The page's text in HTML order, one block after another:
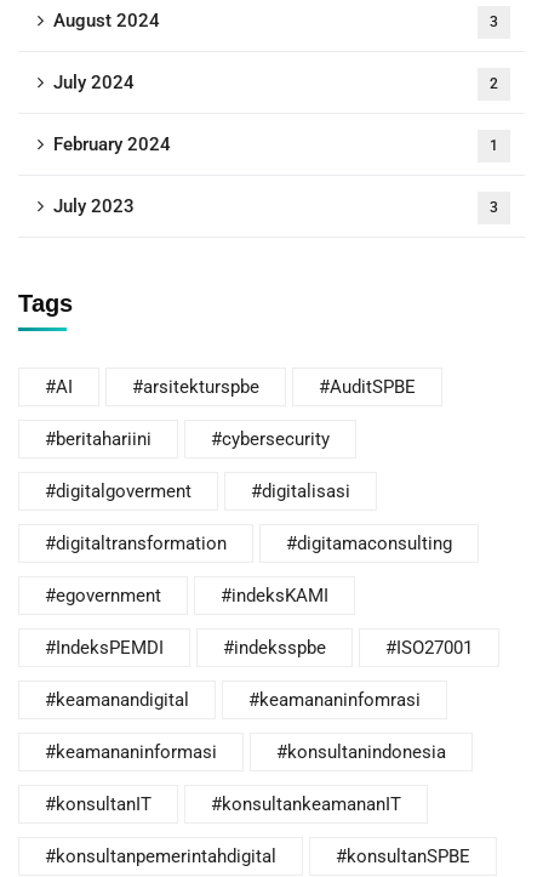
August 2024 3
July 2024 2
February 2024 1
July 2023 3
Tags
#AI #arsitekturspbe #AuditSPBE
#beritahariini #cybersecurity
#digitalgoverment #digitalisasi
#digitaltransformation #digitamaconsulting
#egovernment #indeksKAMI
#IndeksPEMDI #indeksspbe #ISO27001
#keamanandigital #keamananinfomrasi
#keamananinformasi #konsultanindonesia
#konsultanIT #konsultankeamananIT
#konsultanpemerintahdigital #konsultanSPBE